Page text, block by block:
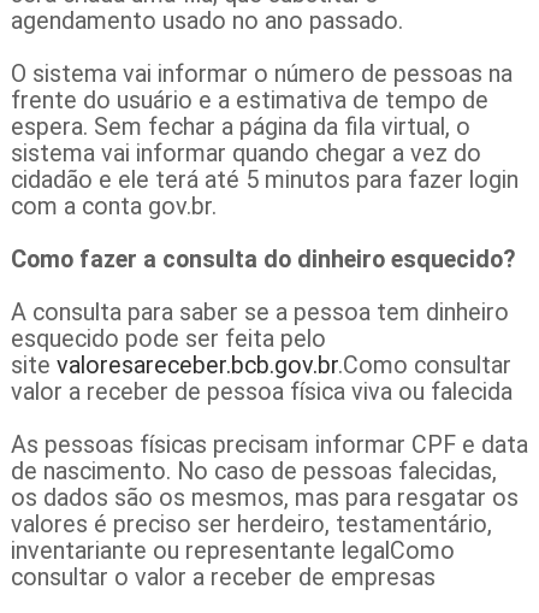
agendamento usado no ano passado.
O sistema vai informar o número de pessoas na
frente do usuário e a estimativa de tempo de
espera. Sem fechar a página da fila virtual, o
sistema vai informar quando chegar a vez do
cidadão e ele terá até 5 minutos para fazer login
com a conta gov.br.
Como fazer a consulta do dinheiro esquecido?
A consulta para saber se a pessoa tem dinheiro
esquecido pode ser feita pelo
site valoresareceber.bcb.gov.br.Como consultar
valor a receber de pessoa física viva ou falecida
As pessoas físicas precisam informar CPF e data
de nascimento. No caso de pessoas falecidas,
os dados são os mesmos, mas para resgatar os
valores é preciso ser herdeiro, testamentário,
inventariante ou representante legalComo
consultar o valor a receber de empresas